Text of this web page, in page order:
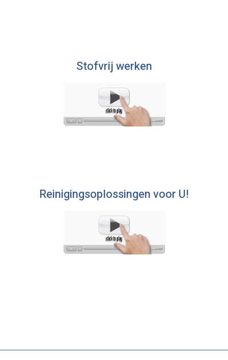
Stofvrij werken
Reinigingsoplossingen voor U!